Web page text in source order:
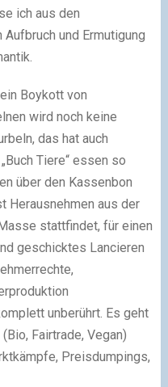
ich aus den
und Ermutigung
Boykott von
wird noch keine
das hat auch
Tiere“ essen so
über den Kassenbon
Herausnehmen aus der
stattfindet, für einen
geschicktes Lancieren
unberührt. Es geht
Fairtrade, Vegan)
Preisdumpings,